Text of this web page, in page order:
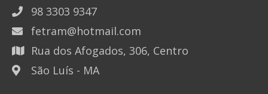
98 3303 9347
fetram@hotmail.com
Rua dos Afogados, 306, Centro
São Luís - MA